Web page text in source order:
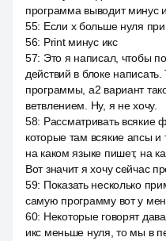
программа выводит минус
55: Если x больше нуля
56: Print минус икс
57: Это я написал, чтобы
действий в блоке написать.
программы, a2 вариант
ветвлением. Ну, я не хочу.
58: Рассматривать всякие
которые там всякие апсы
на каком языке пишет, на
Вот значит я хочу сейчас
59: Показать несколько
самую программу вот у
60: Некоторые говорят
икс меньше нуля, то мы в